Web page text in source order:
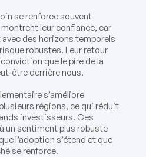
se renforce souvent
leur confiance, car
des horizons temporels
robustes. Leur retour
que le pire de la
derrière nous.
s’améliore
régions, ce qui réduit
investisseurs. Ces
un sentiment plus robuste
l’adoption s’étend et que
se renforce.